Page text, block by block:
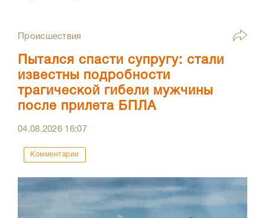
Происшествия
Пытался спасти супругу: стали
известны подробности
трагической гибели мужчины
после прилета БПЛА
04.08.2026 16:07
Комментарии